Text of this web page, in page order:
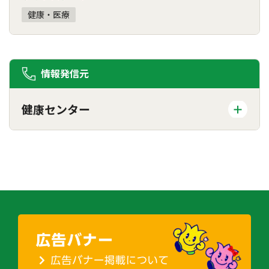
健康・医療
情報発信元
健康センター